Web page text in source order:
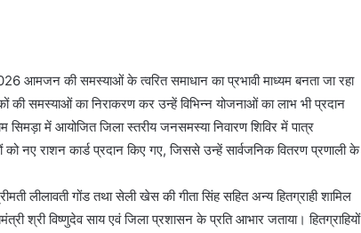
आमजन की समस्याओं के त्वरित समाधान का प्रभावी माध्यम बनता जा रहा
की समस्याओं का निराकरण कर उन्हें विभिन्न योजनाओं का लाभ भी प्रदान
में आयोजित जिला स्तरीय जनसमस्या निवारण शिविर में पात्र
को नए राशन कार्ड प्रदान किए गए, जिससे उन्हें सार्वजनिक वितरण प्रणाली के
लीलावती गोंड तथा सेली खेस की गीता सिंह सहित अन्य हितग्राही शामिल
श्री विष्णुदेव साय एवं जिला प्रशासन के प्रति आभार जताया। हितग्राहियों